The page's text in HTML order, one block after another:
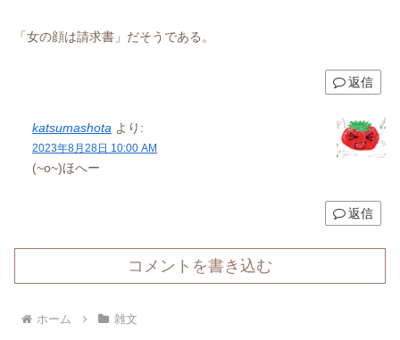
「女の顔は請求書」だそうである。
返信
katsumashota より:
2023年8月28日 10:00 AM
(~o~)ほへー
返信
コメントを書き込む
ホーム 雑文